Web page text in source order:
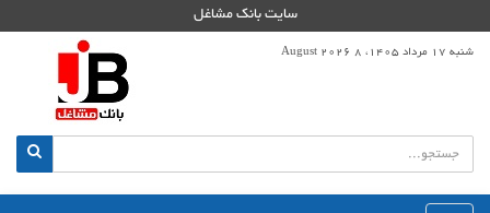
سایت بانک مشاغل
شنبه 17 مرداد 1405، 8 August 2026